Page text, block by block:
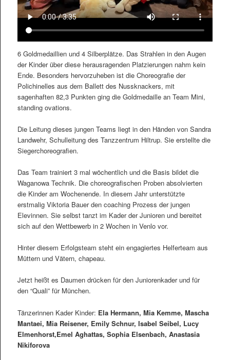
6 Goldmedaillien und 4 Silberplätze. Das Strahlen in den Augen
der Kinder über diese herausragenden Platzierungen nahm kein
Ende. Besonders hervorzuheben ist die Choreografie der
Polichinelles aus dem Ballett des Nussknackers, mit
sagenhaften 82,3 Punkten ging die Goldmedaille an Team Mini,
standing ovations.
Die Leitung dieses jungen Teams liegt in den Händen von Sandra
Landwehr, Schulleitung des Tanzzentrum Hiltrup. Sie erstellte die
Siegerchoreografien.
Das Team trainiert 3 mal wöchentlich und die Basis bildet die
Waganowa Technik. Die choreografischen Proben absolvierten
die Kinder am Wochenende. In diesem Jahr unterstützte
erstmalig Viktoria Bauer den coaching Prozess der jungen
Elevinnen. Sie selbst tanzt im Kader der Junioren und bereitet
sich auf den Wettbewerb in 2 Wochen in Venlo vor.
Hinter diesem Erfolgsteam steht ein engagiertes Helferteam aus
Müttern und Vätern, chapeau.
Jetzt heißt es Daumen drücken für den Juniorenkader und für
den “Quali” für München.
Tänzerinnen Kader Kinder: Ela Hermann, Mia Kemme, Mascha
Mantaei, Mia Reisener, Emily Schnur, Isabel Seibel, Lucy
Elmenhorst,Emel Aghattas, Sophia Elsenbach, Anastasia
Nikiforova